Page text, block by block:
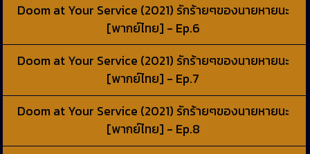
Doom at Your Service (2021) รักร้ายๆของนายหายนะ
[พากย์ไทย] - Ep.6
Doom at Your Service (2021) รักร้ายๆของนายหายนะ
[พากย์ไทย] - Ep.7
Doom at Your Service (2021) รักร้ายๆของนายหายนะ
[พากย์ไทย] - Ep.8